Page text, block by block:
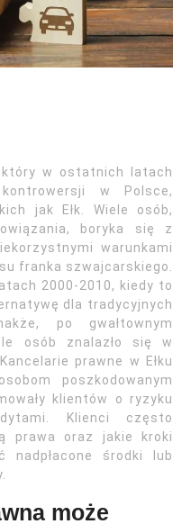
w ostatnich latach
w Polsce,
jak Ełk. Wiele osób,
boryka się z
warunkami
franka szwajcarskiego.
2000-2010, kiedy to
dla tradycyjnych
po gwałtownym
osób znalazło się w
prawne w Ełku
poszkodowanym
klientów o ryzyku
Klienci często
prawa oraz jakie kroki
nadpłacone środki lub
może